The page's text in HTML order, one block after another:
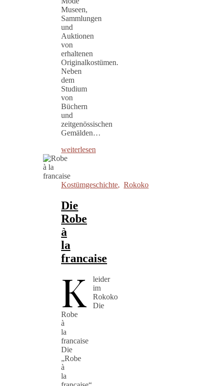
Museen,
Sammlungen
und
Auktionen
von
erhaltenen
Originalkostümen.
Neben
dem
Studium
von
Büchern
und
zeitgenössischen
Gemälden…
weiterlesen
Kostümgeschichte, Rokoko
Die
Robe
à
la
francaise
K
leider
im
Rokoko
Die
Robe
à
la
francaise
Die
„Robe
à
la